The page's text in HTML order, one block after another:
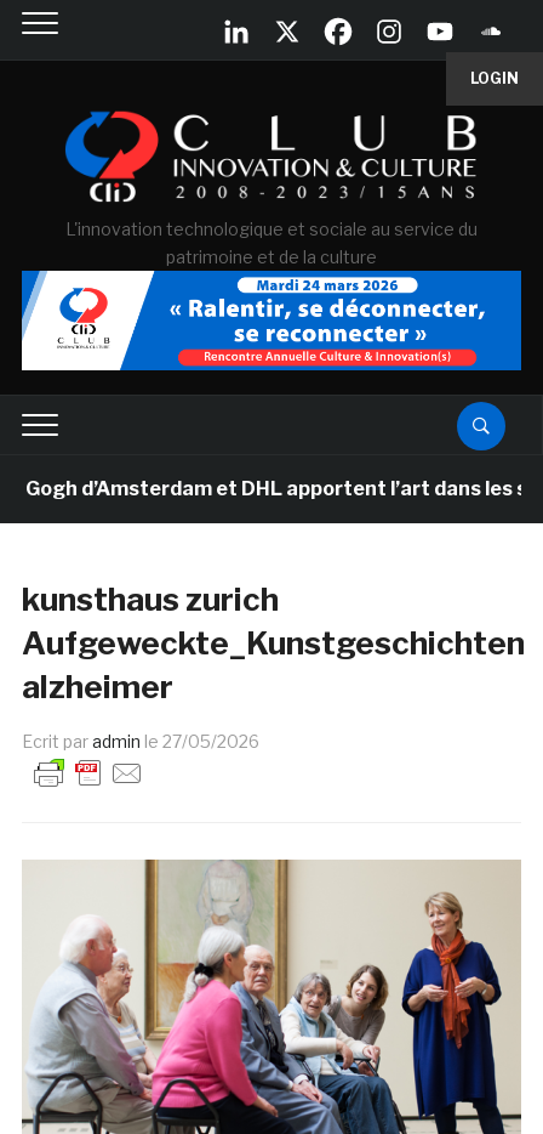
LOGIN
L'innovation technologique et sociale au service du
patrimoine et de la culture
d’Amsterdam et DHL apportent l’art dans les
kunsthaus zurich
Aufgeweckte_Kunstgeschichten
alzheimer
Ecrit paradmin le 27/05/2026